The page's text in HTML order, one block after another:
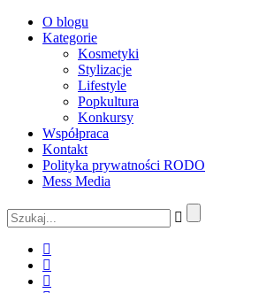
O blogu
Kategorie
Kosmetyki
Stylizacje
Lifestyle
Popkultura
Konkursy
Współpraca
Kontakt
Polityka prywatności RODO
Mess Media